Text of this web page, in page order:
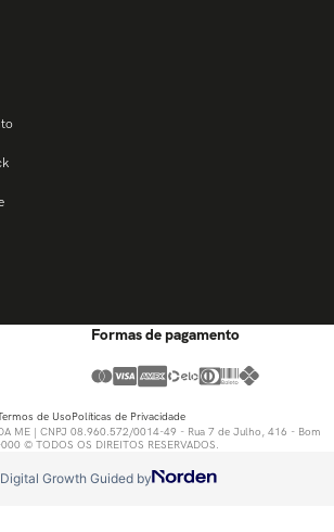
de UsoPolíticas de Privacidade
ME | CNPJ 08.960.572/0014-49 - Rua 7 de Julho, 416 - Bom
© TODOS OS DIREITOS RESERVADOS.
Digital Growth Guided by